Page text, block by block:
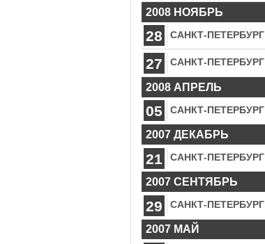
2008 НОЯБРЬ
28 САНКТ-ПЕТЕРБУРГ
27 САНКТ-ПЕТЕРБУРГ
2008 АПРЕЛЬ
05 САНКТ-ПЕТЕРБУРГ
2007 ДЕКАБРЬ
21 САНКТ-ПЕТЕРБУРГ
2007 СЕНТЯБРЬ
29 САНКТ-ПЕТЕРБУРГ
2007 МАЙ